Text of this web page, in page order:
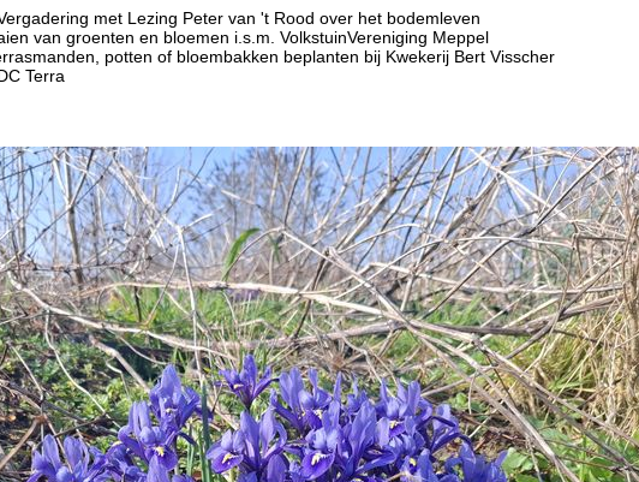
met Lezing Peter van 't Rood over het bodemleven
van groenten en bloemen i.s.m. VolkstuinVereniging Meppel
potten of bloembakken beplanten bij Kwekerij Bert Visscher
Terra